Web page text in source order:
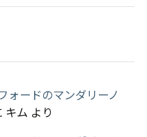
ォードのマンダリーノ
キム より